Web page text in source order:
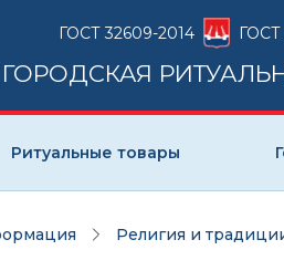
ГОСТ 32609-2014 ГОСТ
ГОРОДСКАЯ
Ритуальные товары
Религия и